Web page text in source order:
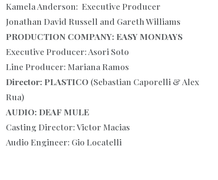
Kamela Anderson: Executive Producer
Jonathan David Russell and Gareth Williams
PRODUCTION COMPANY: EASY MONDAYS
Executive Producer: Asori Soto
Line Producer: Mariana Ramos
Director: PLASTICO (Sebastian Caporelli & Alex
Rua)
AUDIO: DEAF MULE
Casting Director: Victor Macias
Audio Engineer: Gio Locatelli